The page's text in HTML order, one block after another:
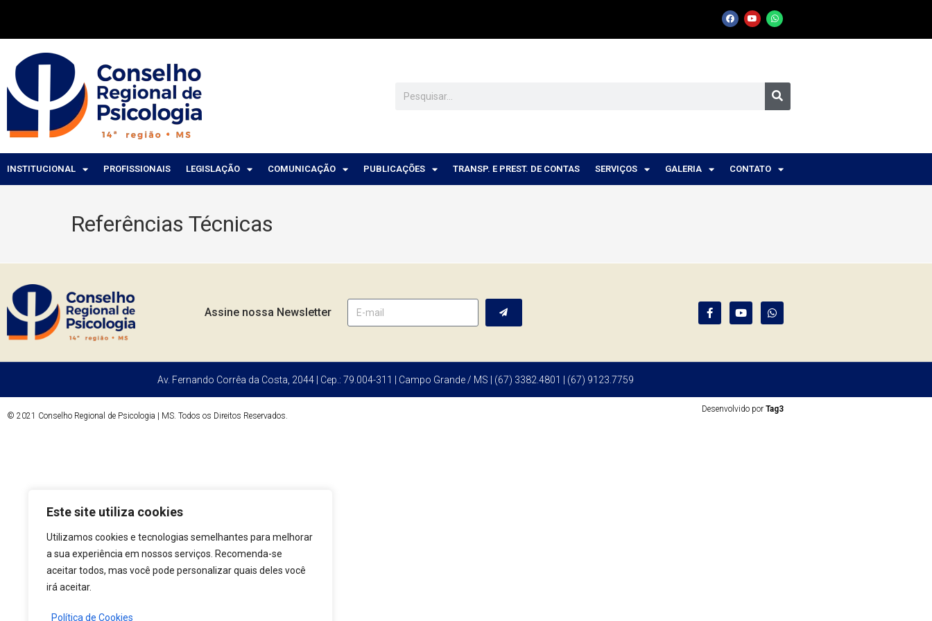
Este site utiliza cookies
Utilizamos cookies e tecnologias semelhantes para melhorar
a sua experiência em nossos serviços. Recomenda-se
aceitar todos, mas você pode personalizar quais deles você
irá aceitar.
Política de Cookies
INSTITUCIONAL PROFISSIONAIS LEGISLAÇÃO COMUNICAÇÃO PUBLICAÇÕES TRANSP. E PREST. DE CONTAS SERVIÇOS GALERIA CONTATO
Referências Técnicas
Assine nossa Newsletter
Av. Fernando Corrêa da Costa, 2044 | Cep.: 79.004-311 | Campo Grande / MS | (67) 3382.4801 | (67) 9123.7759
© 2021 Conselho Regional de Psicologia | MS. Todos os Direitos Reservados.
Desenvolvido por Tag3